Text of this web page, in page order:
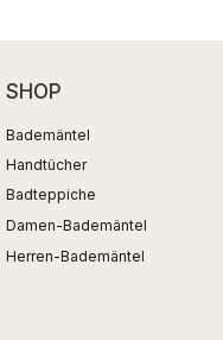
SHOP
Bademäntel
Handtücher
Badteppiche
Damen-Bademäntel
Herren-Bademäntel